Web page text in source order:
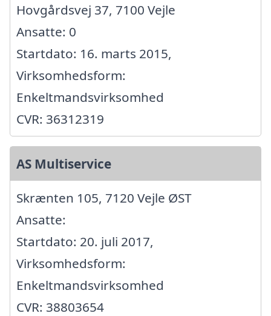
Hovgårdsvej 37, 7100 Vejle
Ansatte: 0
Startdato: 16. marts 2015,
Virksomhedsform:
Enkeltmandsvirksomhed
CVR: 36312319
AS Multiservice
Skrænten 105, 7120 Vejle ØST
Ansatte:
Startdato: 20. juli 2017,
Virksomhedsform:
Enkeltmandsvirksomhed
CVR: 38803654